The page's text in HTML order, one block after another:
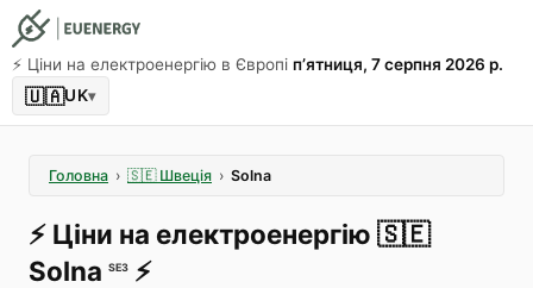
⚡️ Ціни на електроенергію в Європі пʼятниця, 7 серпня 2026 р.
🇺🇦UK▾
Головна › 🇸🇪 Швеція › Solna
⚡️ Ціни на електроенергію 🇸🇪
Solna SE3 ⚡️